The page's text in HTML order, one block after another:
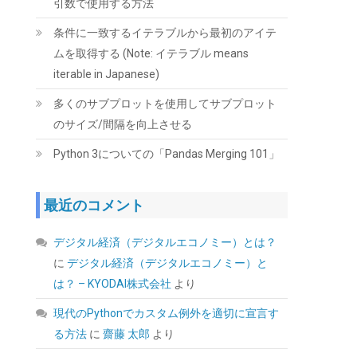
Tuloka 4個ヒートシンク 導熱接着シート4pcs
付き 熱暴走対策 冷却ラジエーターフィンCPU
ICチップ 回路基板 LEDアンプに適用 アルミニウ
ム 黒 70mm×22mm×6mm
(5422382) GBP 3.61 (2026-08-07 04:03
GMT +09:00 時点 -詳細はこちら)
ORICO M.2 NVMe SSD 外付けケース USB 3.2
Gen2 10Gbps高速データ転送 NVMe/PCIE 対応
2230/2242/2260/2280 SSD ケース M2 SSD 外
付けケース 8TB容量に対応 UASPサポート
ABS+アルミ材質 黑 M2PV-BK
引数で使用する方法
条件に一致するイテラブルから最初のアイテ
ムを取得する (Note: イテラブル means
iterable in Japanese)
多くのサブプロットを使用してサブプロット
のサイズ/間隔を向上させる
Python 3についての「Pandas Merging 101」
最近のコメント
デジタル経済（デジタルエコノミー）とは？
にデジタル経済（デジタルエコノミー）と
は？ – KYODAI株式会社 より
現代のPythonでカスタム例外を適切に宣言す
る方法 に齋藤 太郎 より